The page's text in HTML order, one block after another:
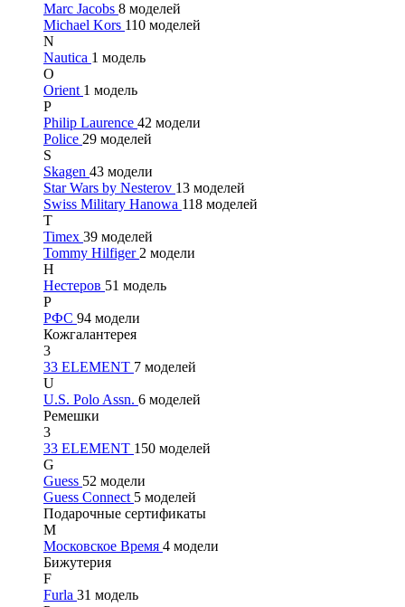
Marc Jacobs 8 моделей
Michael Kors 110 моделей
N
Nautica 1 модель
O
Orient 1 модель
P
Philip Laurence 42 модели
Police 29 моделей
S
Skagen 43 модели
Star Wars by Nesterov 13 моделей
Swiss Military Hanowa 118 моделей
T
Timex 39 моделей
Tommy Hilfiger 2 модели
Н
Нестеров 51 модель
Р
РФС 94 модели
Кожгалантерея
3
33 ELEMENT 7 моделей
U
U.S. Polo Assn. 6 моделей
Ремешки
3
33 ELEMENT 150 моделей
G
Guess 52 модели
Guess Connect 5 моделей
Подарочные сертификаты
М
Московское Время 4 модели
Бижутерия
F
Furla 31 модель